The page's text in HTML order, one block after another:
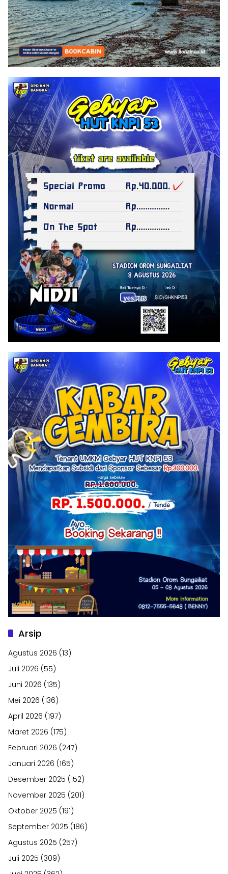
Arsip
Agustus 2026 (13)
Juli 2026 (55)
Juni 2026 (135)
Mei 2026 (136)
April 2026 (197)
Maret 2026 (175)
Februari 2026 (247)
Januari 2026 (165)
Desember 2025 (152)
November 2025 (201)
Oktober 2025 (191)
September 2025 (186)
Agustus 2025 (257)
Juli 2025 (309)